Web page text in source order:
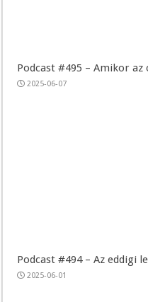
Podcast #495 – Amikor
2025-06-07
Podcast #494 – Az eddigi
2025-06-01